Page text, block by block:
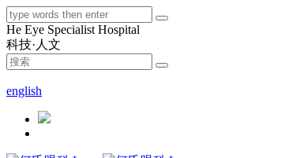
He Eye Specialist Hospital
科技·人文
english